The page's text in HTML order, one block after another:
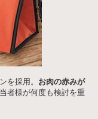
を採用。 お肉の赤みが
者様が何度も検討を重